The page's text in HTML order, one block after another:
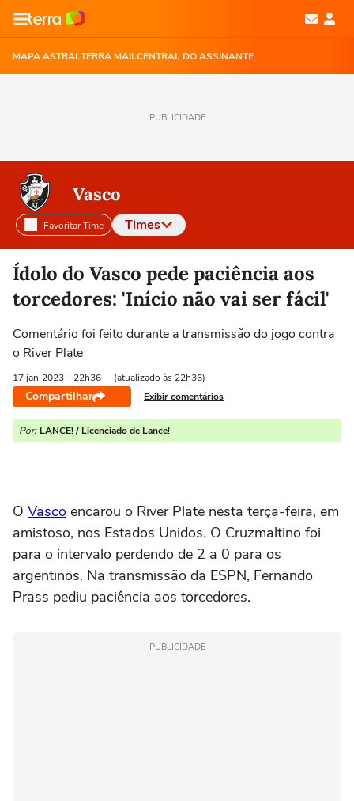
MAPA ASTRALTERRA MAILCENTRAL DO ASSINANTE
PUBLICIDADE
Vasco
Favoritar Time Times
Selecione o time para ver as notícias
Ídolo do Vasco pede paciência aos
torcedores: 'Início não vai ser fácil'
Comentário foi feito durante a transmissão do jogo contra
o River Plate
17 jan 2023 - 22h36 (atualizado às 22h36)
Compartilhar Exibir comentários
Por: LANCE! / Licenciado de Lance!
O Vasco encarou o River Plate nesta terça-feira, em
amistoso, nos Estados Unidos. O Cruzmaltino foi
para o intervalo perdendo de 2 a 0 para os
argentinos. Na transmissão da ESPN, Fernando
Prass pediu paciência aos torcedores.
PUBLICIDADE